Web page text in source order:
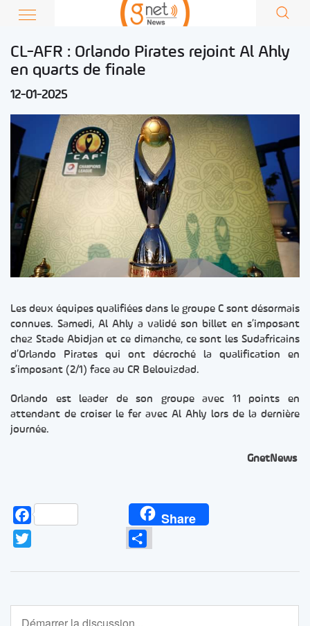
CL-AFR : Orlando Pirates rejoint Al Ahly
en quarts de finale
12-01-2025
Les deux équipes qualifiées dans le groupe C sont désormais
connues. Samedi, Al Ahly a validé son billet en s’imposant
chez Stade Abidjan et ce dimanche, ce sont les Sudafricains
d’Orlando Pirates qui ont décroché la qualification en
s’imposant (2/1) face au CR Belouizdad.
Orlando est leader de son groupe avec 11 points en
attendant de croiser le fer avec Al Ahly lors de la dernière
journée.
GnetNews
Facebook Share
Partager